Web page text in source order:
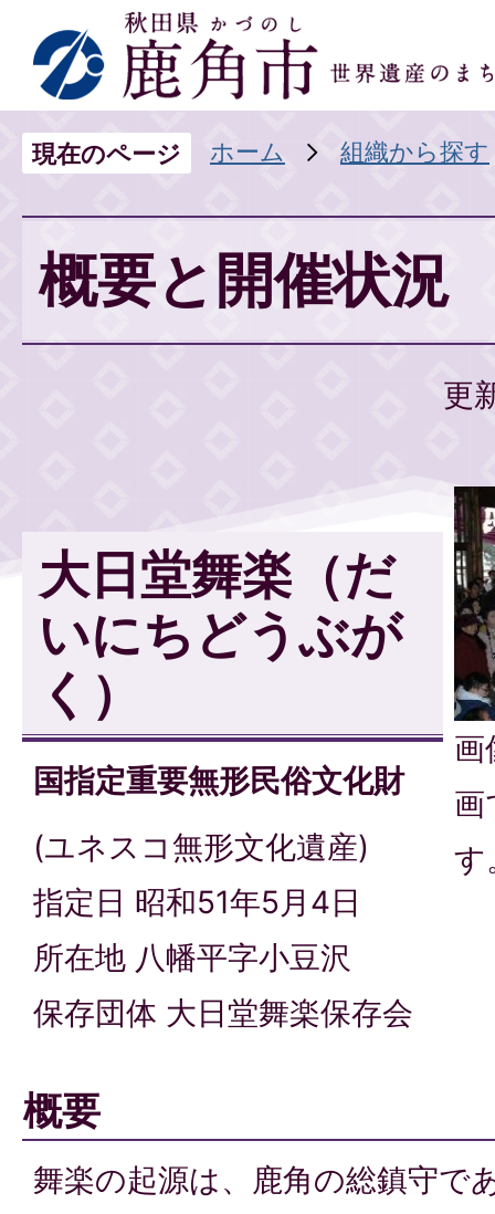
現在のページ ホーム 組織から探す
概要と開催状況
更
画
画
す
大日堂舞楽（だ
いにちどうぶが
く）
国指定重要無形民俗文化財
(ユネスコ無形文化遺産)
指定日 昭和51年5月4日
所在地 八幡平字小豆沢
保存団体 大日堂舞楽保存会
概要
舞楽の起源は、鹿角の総鎮守で